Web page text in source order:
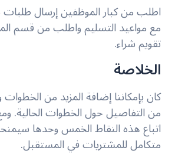
اطلب من كبار الموظفين إرسال طلبات
مع مواعيد التسليم واطلب من قسم
تقويم شراء.
الخلاصة
كان بإمكاننا إضافة المزيد من
من التفاصيل حول الخطوات الحالية.
اتباع هذه النقاط الخمس وحدها
متكامل للمشتريات في المستقبل.